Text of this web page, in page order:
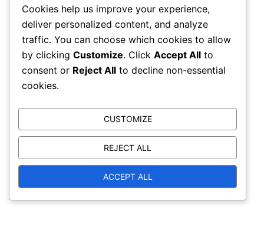
Viestinnän Rooli Neuvotteluprosessissa: Vaiheet,
Merkitys, Tulokset
Psykologiset Tekijät Päätöksenteossa: Tunteet,
Kognitiiviset vinoumat, Arviointi
Arkisto
Cookies help us improve your experience,
deliver personalized content, and analyze
traffic. You can choose which cookies to allow
by clicking Customize. Click Accept All to
consent or Reject All to decline non-essential
cookies.
CUSTOMIZE
REJECT ALL
ACCEPT ALL